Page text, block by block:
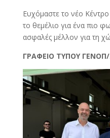
Ευχόμαστε το νέο
το θεμέλιο για ένα πιο
ασφαλές μέλλον για τη
ΓΡΑΦΕΙΟ ΤΥΠΟΥ